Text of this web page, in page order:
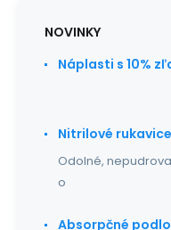
NOVINKY
Náplasti s 10%
Nitrilové rukavice
Odolné,
o
Absorpčné